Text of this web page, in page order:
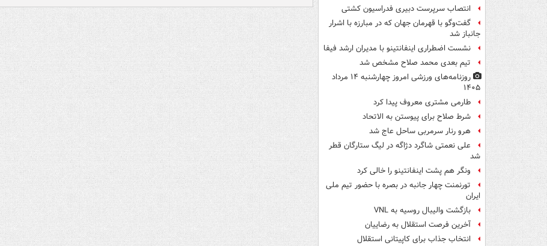
انتصاب سرپرست دبیری فدراسیون کشتی
گفت‌وگو با قهرمان جهان که در مبارزه با اشرار
جانباز شد
نشست اضطراری اینفانتینو با مدیران ارشد فیفا
تیم بعدی محمد صلاح مشخص شد
روزنامه‌های ورزشی امروز چهارشنبه ۱۴ مرداد
۱۴۰۵
طارمی مشتری معروف پیدا کرد
شرط صلاح برای پیوستن به الاتحاد
هرو رنار سرمربی ساحل عاج شد
علی نعمتی شاگرد دژاگه در لیگ ستارگان قطر
شد
ونگر هم پشت اینفانتینو را خالی کرد
تورنمنت چهار جانبه در بصره با حضور تیم ملی
ایران
بازگشت والیبال روسیه به VNL
آخرین فرصت استقلال به رضاییان
انتخاب جذاب برای کاپیتانی استقلال